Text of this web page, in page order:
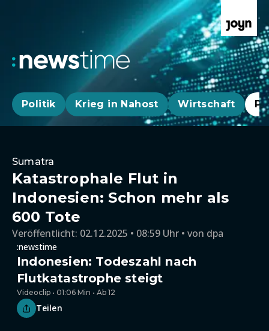
Politik Krieg in Nahost Wirtschaft
Sumatra
Katastrophale Flut in
Indonesien: Schon mehr als
600 Tote
Veröffentlicht: 02.12.2025 • 08:59 Uhr von dpa
:newstime
Indonesien: Todeszahl nach
Flutkatastrophe steigt
Videoclip • 01:06 Min • Ab 12
Teilen